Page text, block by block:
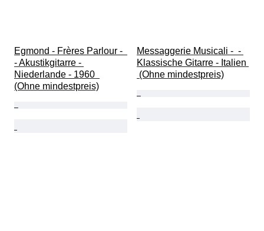
Egmond - Frères Parlour -
- Akustikgitarre -
Niederlande - 1960
(Ohne mindestpreis)
Messaggerie Musicali -  -
Klassische Gitarre - Italien
(Ohne mindestpreis)